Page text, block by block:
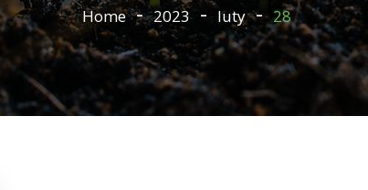
Home 2023 luty 28